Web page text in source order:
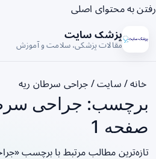
رفتن به محتوای اصلی
پزشک سایت
مقالات پزشکی، سلامت و آموزش
خانه/ سایت/ جراحی سرطان ریه
برچسب: جراحی
صفحه 1
تازه‌ترین مطالب مرتبط با برچسب